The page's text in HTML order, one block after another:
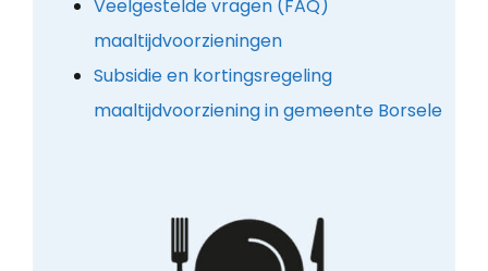
Veelgestelde vragen (FAQ)
maaltijdvoorzieningen
Subsidie en kortingsregeling
maaltijdvoorziening in gemeente Borsele